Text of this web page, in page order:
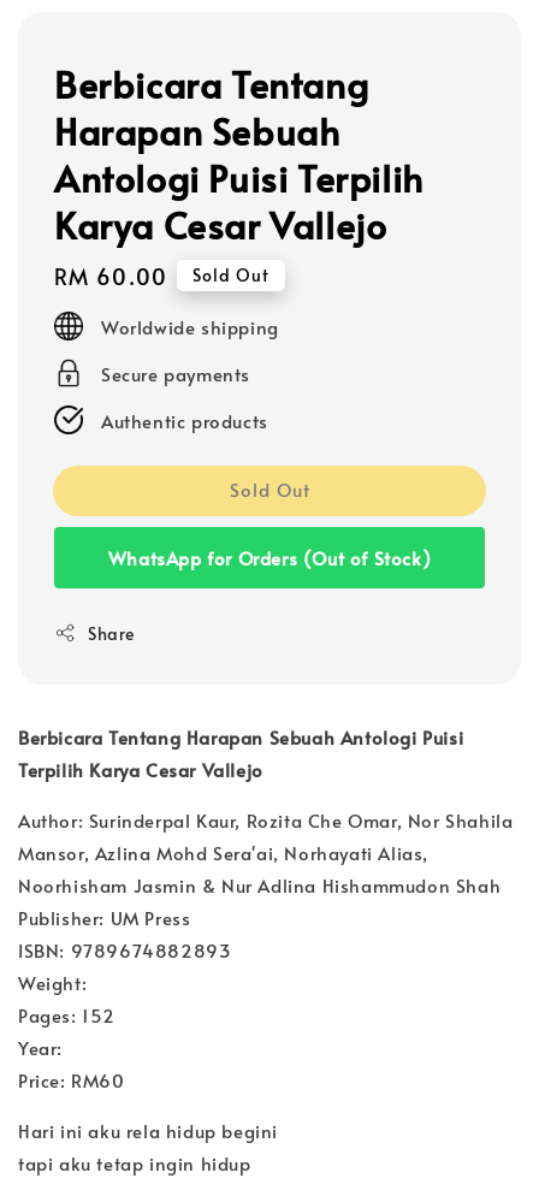
Berbicara Tentang
Harapan Sebuah
Antologi Puisi Terpilih
Karya Cesar Vallejo
Regular
price
RM 60.00 Sold Out
Worldwide shipping
Secure payments
Authentic products
Sold Out
WhatsApp for Orders (Out of Stock)
Share
Berbicara Tentang Harapan Sebuah Antologi Puisi
Terpilih Karya Cesar Vallejo
Author: Surinderpal Kaur, Rozita Che Omar, Nor Shahila
Mansor, Azlina Mohd Sera'ai, Norhayati Alias,
Noorhisham Jasmin & Nur Adlina Hishammudon Shah
Publisher: UM Press
ISBN: 9789674882893
Weight:
Pages: 152
Year:
Price: RM60
Hari ini aku rela hidup begini
tapi aku tetap ingin hidup